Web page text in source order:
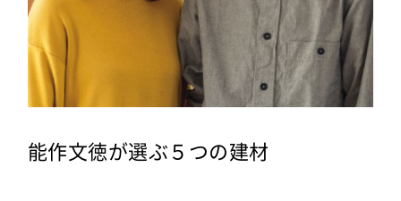
能作文徳が選ぶ５つの建材